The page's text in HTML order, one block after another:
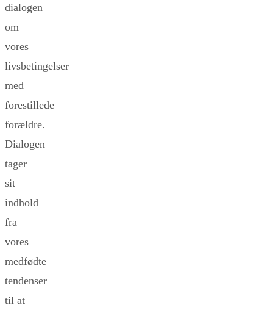
dialogen
om
vores
livsbetingelser
med
forestillede
forældre.
Dialogen
tager
sit
indhold
fra
vores
medfødte
tendenser
til at